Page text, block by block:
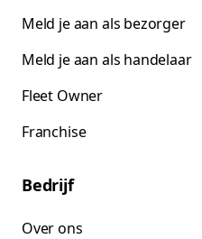
Meld je aan als bezorger
Meld je aan als handelaar
Fleet Owner
Franchise
Bedrijf
Over ons